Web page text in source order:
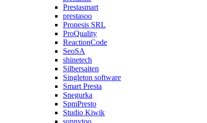
Prestasmart
prestasoo
Pronesis SRL
ProQuality
ReactionCode
SeoSA
shinetech
Silbersaiten
Singleton software
Smart Presta
Snegurka
SpmPresto
Studio Kiwik
sunnytoo